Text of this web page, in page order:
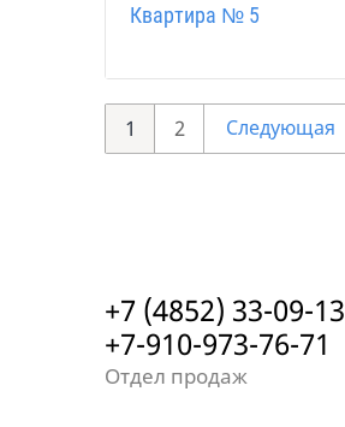
Квартира № 5
1 2 Следующая
+7 (4852) 33-09-13
+7-910-973-76-71
Отдел продаж